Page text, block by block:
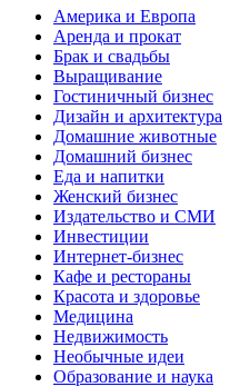
Америка и Европа
Аренда и прокат
Брак и свадьбы
Выращивание
Гостиничный бизнес
Дизайн и архитектура
Домашние животные
Домашний бизнес
Еда и напитки
Женский бизнес
Издательство и СМИ
Инвестиции
Интернет-бизнес
Кафе и рестораны
Красота и здоровье
Медицина
Недвижимость
Необычные идеи
Образование и наука